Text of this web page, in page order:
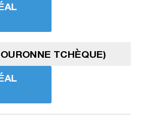
TCHÈQUE)